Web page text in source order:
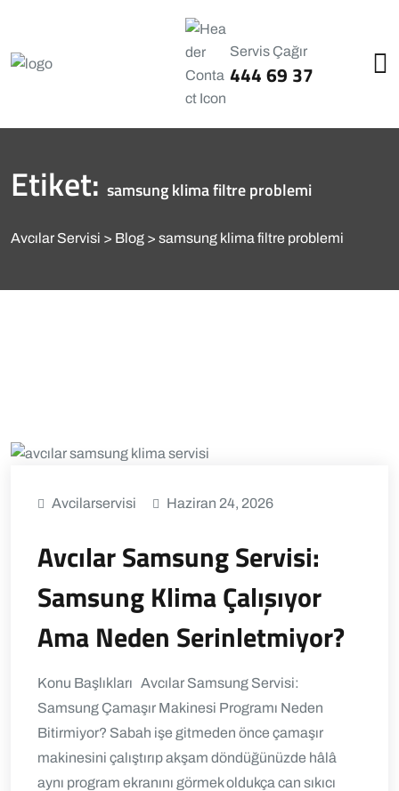
Servis Çağır
444 69 37
Etiket: samsung klima filtre problemi
Avcılar Servisi Blog samsung klima filtre problemi
Avcilarservisi Haziran 24, 2026
Avcılar Samsung Servisi:
Samsung Klima Çalışıyor
Ama Neden Serinletmiyor?
Konu Başlıkları Avcılar Samsung Servisi:
Samsung Çamaşır Makinesi Programı Neden
Bitirmiyor? Sabah işe gitmeden önce çamaşır
makinesini çalıştırıp akşam döndüğünüzde hâlâ
aynı program ekranını görmek oldukça can sıkıcı